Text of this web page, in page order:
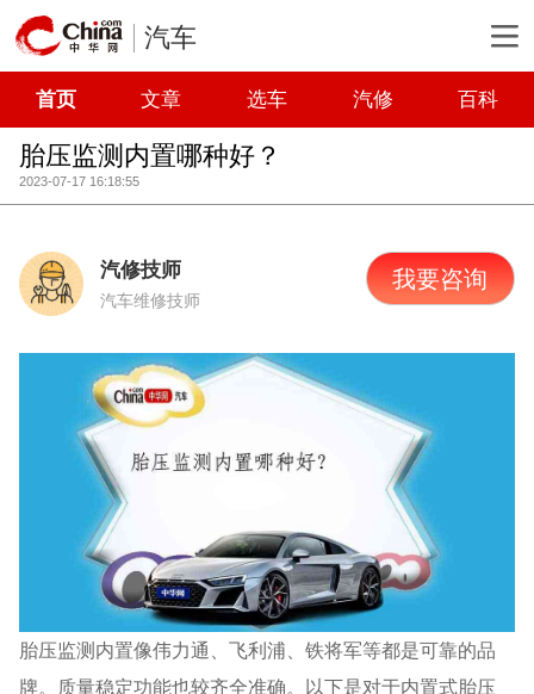
汽车
首页 文章 选车 汽修 百科
胎压监测内置哪种好？
2023-07-17 16:18:55
汽修技师
汽车维修技师
我要咨询
胎压监测内置像伟力通、飞利浦、铁将军等都是可靠的品
牌。质量稳定功能也较齐全准确。以下是对于内置式胎压